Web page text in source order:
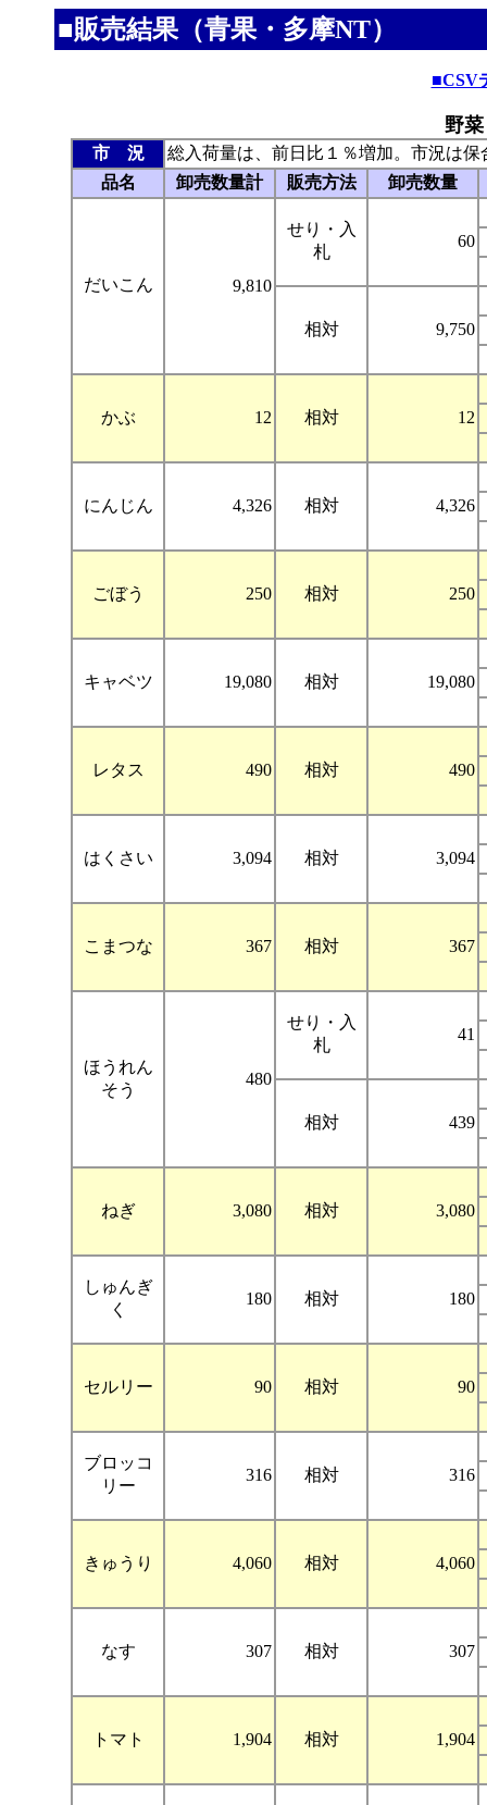
■販売結果（青果・多摩NT）
■CSV
野
市 況
総入荷量は、前日比１％増加。市況は保
品名
卸売数量計 販売方法 卸売数量
だいこん 9,810
せり・入
札
60
相対 9,750
かぶ 12 相対 12
にんじん 4,326 相対 4,326
ごぼう 250 相対 250
キャベツ 19,080 相対 19,080
レタス 490 相対 490
はくさい 3,094 相対 3,094
こまつな 367 相対 367
ほうれん
そう
480
せり・入
札
41
相対 439
ねぎ 3,080 相対 3,080
しゅんぎ
く
180 相対 180
セルリー 90 相対 90
ブロッコ
リー
316 相対 316
きゅうり 4,060 相対 4,060
なす 307 相対 307
トマト 1,904 相対 1,904